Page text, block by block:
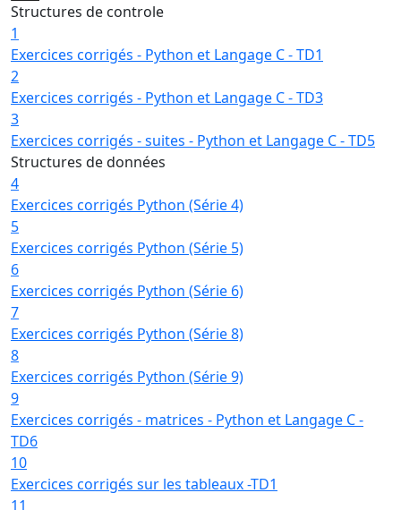
Structures de controle
1
Exercices corrigés - Python et Langage C - TD1
2
Exercices corrigés - Python et Langage C - TD3
3
Exercices corrigés - suites - Python et Langage C - TD5
Structures de données
4
Exercices corrigés Python (Série 4)
5
Exercices corrigés Python (Série 5)
6
Exercices corrigés Python (Série 6)
7
Exercices corrigés Python (Série 8)
8
Exercices corrigés Python (Série 9)
9
Exercices corrigés - matrices - Python et Langage C -
TD6
10
Exercices corrigés sur les tableaux -TD1
11